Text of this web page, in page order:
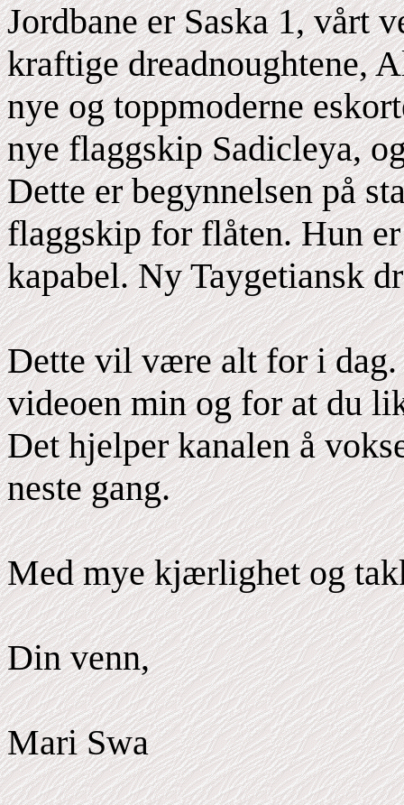
Jordbane er Saska 1, vårt
kraftige dreadnoughtene,
nye og toppmoderne
nye flaggskip Sadicleya,
Dette er begynnelsen på
flaggskip for flåten. Hun
kapabel. Ny Taygetiansk
Dette vil være alt for i
videoen min og for at du
Det hjelper kanalen å
neste gang.
Med mye kjærlighet og
Din venn,
Mari Swa